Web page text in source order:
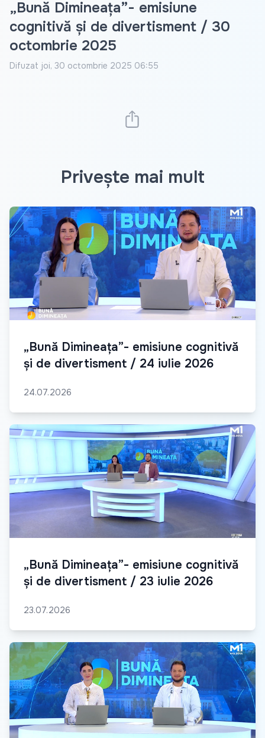
„Bună Dimineața”- emisiune
cognitivă și de divertisment / 30
octombrie 2025
Difuzat joi, 30 octombrie 2025 06:55
Privește mai mult
„Bună Dimineața”- emisiune cognitivă
și de divertisment / 24 iulie 2026
24.07.2026
„Bună Dimineața”- emisiune cognitivă
și de divertisment / 23 iulie 2026
23.07.2026